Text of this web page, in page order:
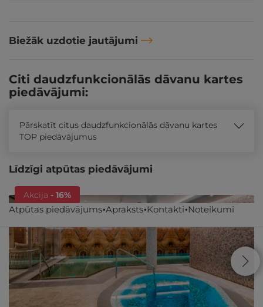
Biežāk uzdotie jautājumi
Atpūtas piedāvājums Apraksts Kontakti Noteikumi
Citi daudzfunkcionālās dāvanu kartes
piedāvājumi:
Pārskatīt citus daudzfunkcionālās dāvanu kartes
TOP piedāvājumus
Līdzīgi atpūtas piedāvājumi
Akcija - 16%